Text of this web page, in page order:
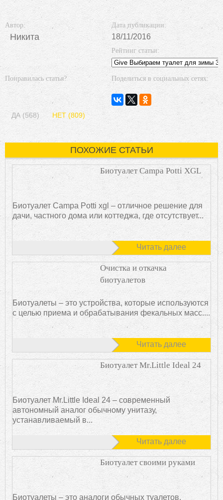
Автор:
Никита
Дата публикации:
18/11/2016
Рейтинг статьи:
Понравилась статья?
ДА (568) НЕТ (809)
Поделиться в социальных сетях:
ПОХОЖИЕ СТАТЬИ
Биотуалет Campa Potti XGL
Биотуалет Campa Potti xgl – отличное решение для
дачи, частного дома или коттеджа, где отсутствует...
Читать далее
Очистка и откачка
биотуалетов
Биотуалеты – это устройства, которые используются
с целью приема и обрабатывания фекальных масс....
Читать далее
Биотуалет Mr.Little Ideal 24
Биотуалет Mr.Little Ideal 24 – современный
автономный аналог обычному унитазу,
устанавливаемый в...
Читать далее
Биотуалет своими руками
Биотуалеты – это аналоги обычных туалетов,